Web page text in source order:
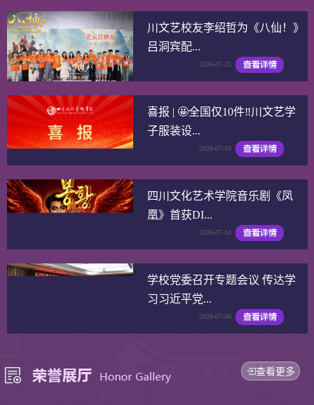
川文艺校友李绍哲为《八仙！》
吕洞宾配...
2026-07-25
喜报 | 🤩全国仅10件‼️川文艺学
子服装设...
2026-07-18
四川文化艺术学院音乐剧《凤
凰》首获DI...
2026-07-10
学校党委召开专题会议 传达学
习习近平党...
2026-07-06
查看更多